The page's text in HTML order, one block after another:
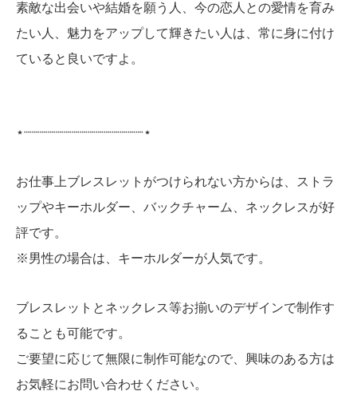
素敵な出会いや結婚を願う人、今の恋人との愛情を育み
たい人、魅力をアップして輝きたい人は、常に身に付け
ていると良いですよ。
⋆┈┈┈┈┈┈┈┈┈┈┈┈┈┈┈⋆
お仕事上ブレスレットがつけられない方からは、ストラ
ップやキーホルダー、バックチャーム、ネックレスが好
評です。
※男性の場合は、キーホルダーが人気です。
ブレスレットとネックレス等お揃いのデザインで制作す
ることも可能です。
ご要望に応じて無限に制作可能なので、興味のある方は
お気軽にお問い合わせください。